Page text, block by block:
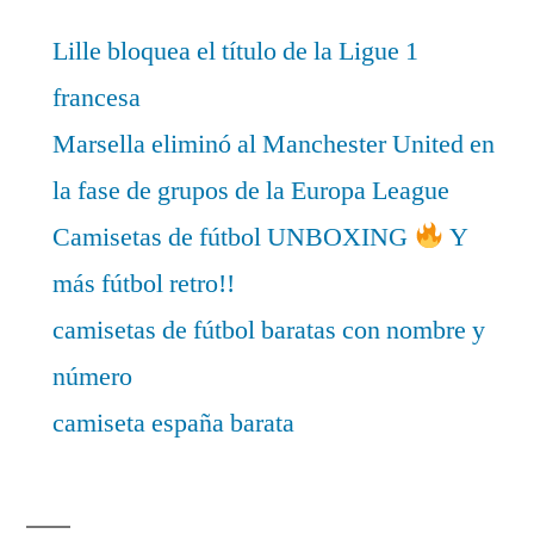
Lille bloquea el título de la Ligue 1
francesa
Marsella eliminó al Manchester United en
la fase de grupos de la Europa League
Camisetas de fútbol UNBOXING
Y
más fútbol retro!!
camisetas de fútbol baratas con nombre y
número
camiseta españa barata